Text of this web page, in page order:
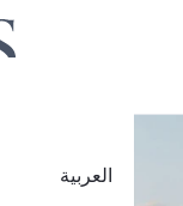
العربية